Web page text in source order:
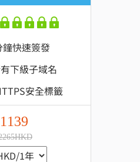
快速簽發
下級子域名
安全標籤